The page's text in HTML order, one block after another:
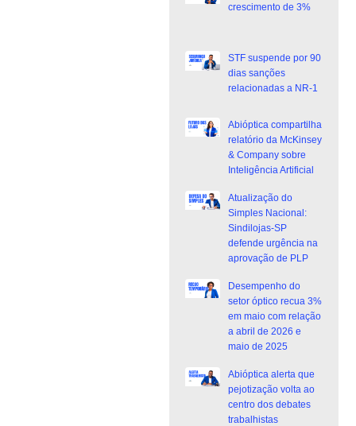
crescimento de 3%
STF suspende por 90
dias sanções
relacionadas a NR-1
Abióptica compartilha
relatório da McKinsey
& Company sobre
Inteligência Artificial
Atualização do
Simples Nacional:
Sindilojas-SP
defende urgência na
aprovação de PLP
Desempenho do
setor óptico recua 3%
em maio com relação
a abril de 2026 e
maio de 2025
Abióptica alerta que
pejotização volta ao
centro dos debates
trabalhistas